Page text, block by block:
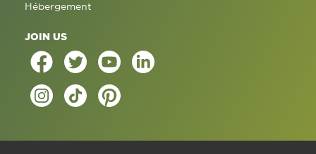
Hébergement
JOIN US